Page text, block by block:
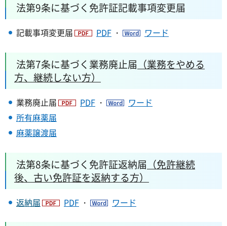
法第9条に基づく免許証記載事項変更届
記載事項変更届 PDF ・ ワード
法第7条に基づく業務廃止届 （業務をやめる
方、継続しない方）
業務廃止届 PDF ・
ワード
所有麻薬届
麻薬譲渡届
法第8条に基づく免許証返納届 （免許継続
後、古い免許証を返納する方）
返納届 PDF ・ ワード